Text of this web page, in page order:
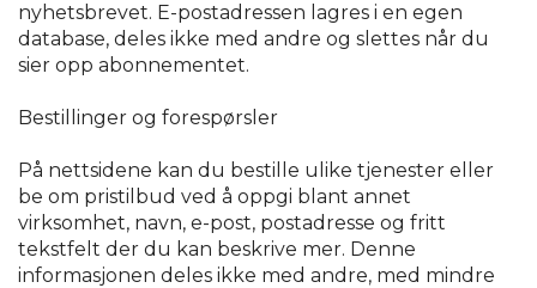
nyhetsbrevet. E-postadressen lagres i en egen
database, deles ikke med andre og slettes når du
sier opp abonnementet.
Bestillinger og forespørsler
På nettsidene kan du bestille ulike tjenester eller
be om pristilbud ved å oppgi blant annet
virksomhet, navn, e-post, postadresse og fritt
tekstfelt der du kan beskrive mer. Denne
informasjonen deles ikke med andre, med mindre